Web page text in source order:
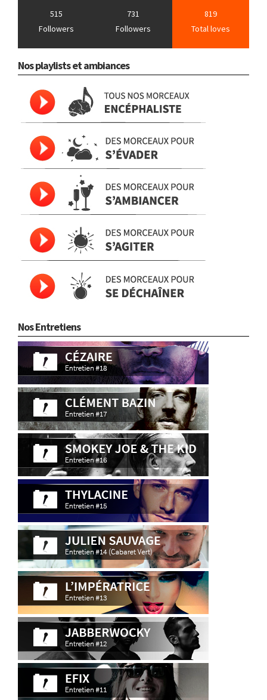
515
Followers
731
Followers
819
Total loves
Nos playlists et ambiances
Nos Entretiens